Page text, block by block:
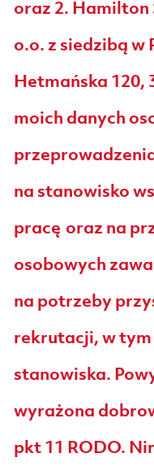
oraz 2. Hamilton
o.o. z siedzibą w
Hetmańska 120,
moich danych
na stanowisko
pracę oraz na
osobowych
na potrzeby
rekrutacji, w tym
stanowiska.
wyrażona
pkt 11 RODO.